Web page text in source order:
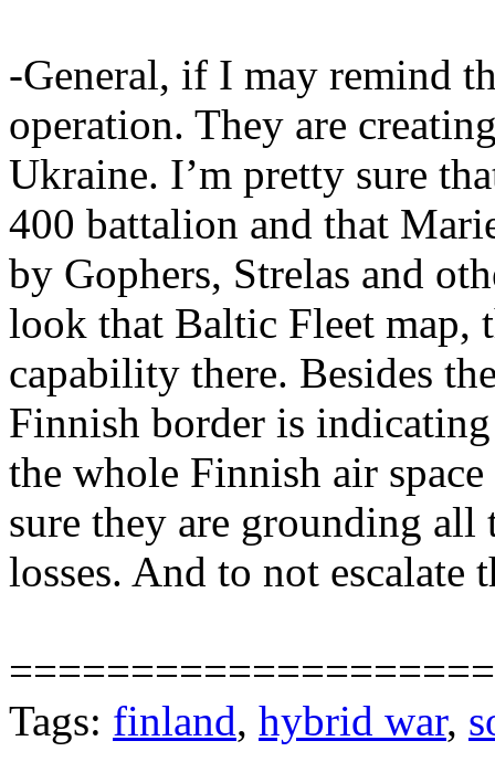
-General, if I may remind
operation. They are
Ukraine. I’m pretty sure
400 battalion and that
by Gophers, Strelas and
look that Baltic Fleet map,
capability there. Besides
Finnish border is indicating
the whole Finnish air
sure they are grounding
losses. And to not escalate
Tags: finland, hybrid war,